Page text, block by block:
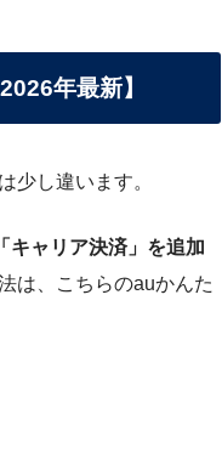
年最新】
少し違います。
キャリア決済」を追加
は、こちらのauかんた